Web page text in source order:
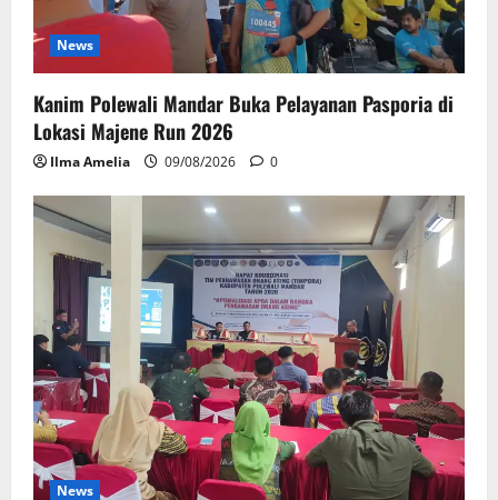
News
Kanim Polewali Mandar Buka Pelayanan Pasporia di
Lokasi Majene Run 2026
Ilma Amelia 09/08/2026 0
News